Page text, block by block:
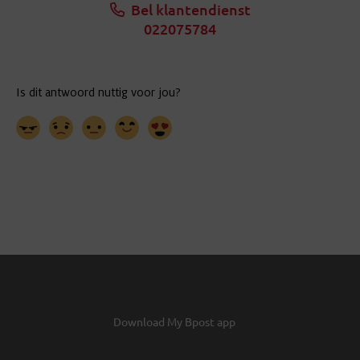
Bel klantendienst
022075784
Download My Bpost app